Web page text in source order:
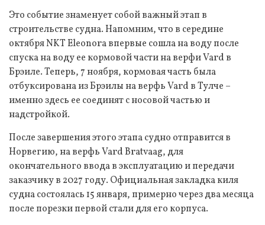
Это событие знаменует собой важный этап в
строительстве судна. Напомним, что в середине
октября NKT Eleonora впервые сошла на воду после
спуска на воду ее кормовой части на верфи Vard в
Брэиле. Теперь, 7 ноября, кормовая часть была
отбуксирована из Брэилы на верфь Vard в Тулче –
именно здесь ее соединят с носовой частью и
надстройкой.
После завершения этого этапа судно отправится в
Норвегию, на верфь Vard Bratvaag, для
окончательного ввода в эксплуатацию и передачи
заказчику в 2027 году. Официальная закладка киля
судна состоялась 15 января, примерно через два месяца
после порезки первой стали для его корпуса.